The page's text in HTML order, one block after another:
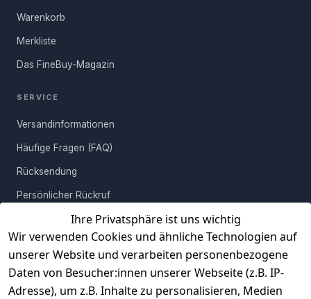
Ihre Privatsphäre ist uns wichtig
Wir verwenden Cookies und ähnliche Technologien auf
unserer Website und verarbeiten personenbezogene
Daten von Besucher:innen unserer Webseite (z.B. IP-
Adresse), um z.B. Inhalte zu personalisieren, Medien
Warenkorb
Merkliste
Das FineBuy-Magazin
SERVICE
Versandinformationen
Häufige Fragen (FAQ)
Rücksendung
Persönlicher Rückruf
Erfahrungen
Vertrag widerrufen
INFORMATIONEN